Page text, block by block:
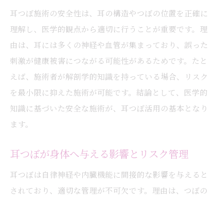
耳つぼ施術の安全性は、耳の構造やつぼの位置を正確に
理解し、医学的観点から適切に行うことが重要です。理
由は、耳には多くの神経や血管が集まっており、誤った
刺激が健康被害につながる可能性があるためです。たと
えば、施術者が解剖学的知識を持っている場合、リスク
を最小限に抑えた施術が可能です。結論として、医学的
知識に基づいた安全な施術が、耳つぼ活用の基本となり
ます。
耳つぼが身体へ与える影響とリスク管理
耳つぼは自律神経や内臓機能に間接的な影響を与えると
されており、適切な管理が不可欠です。理由は、つぼの